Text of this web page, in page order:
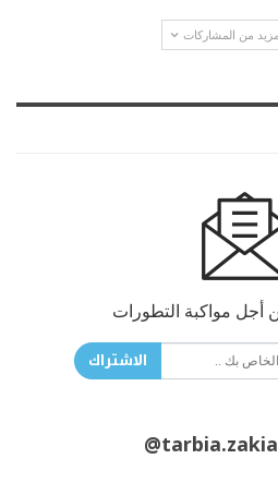
من المشاركات
أجل مواكبة التطورات
الاشتراك
@tarbia.zakia